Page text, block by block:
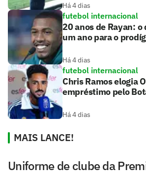
Há 4 dias
futebol internacional
20 anos de Rayan:
um ano para o
Há 4 dias
futebol internacional
Chris Ramos elogia
empréstimo pelo
Há 4 dias
MAIS LANCE!
Uniforme de clube da